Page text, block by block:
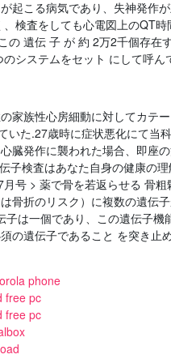
起こる病気であり、失神発作
検査をしても心電図上のQT
の 遺伝 子 が 約 2万2千個存在
システムをセット にして呼
家族性心房細動に対してカテ
いた.27歳時に症状悪化にて当
臓発作に襲われた場合、即座
子検査はあなた自身の健康の
号 > 薬で骨を若返らせる 骨
骨折のリスク）に複数の遺伝
は一個であり、この遺伝子
の遺伝子であること を突き止
phone
free pc
free pc